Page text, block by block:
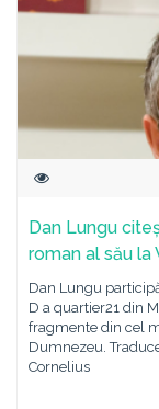
Dan Lungu
roman al său la
Dan Lungu
D a quartier21 din
fragmente din cel
Dumnezeu.
Cornelius